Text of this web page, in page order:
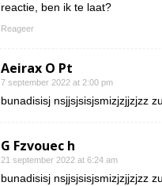
reactie, ben ik te laat?
Reageer
Aeirax O Pt
7 september 2022 at 2:00 pm
bunadisisj nsjjsjsisjsmizjzjjzjzz
G Fzvouec h
21 september 2022 at 6:24 am
bunadisisj nsjjsjsisjsmizjzjjzjzz